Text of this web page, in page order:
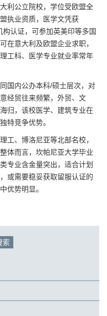
利公立院校，学位受欧盟全
执业资质，医学文凭获
认证，可参加英美印等多国
在意大利及欧盟企业求职，
工科、医学专业就业率常年
国内公办本科/硕士层次，对
经贸往来频繁，外贸、文
归，该校医学、建筑专业在
特竞争优势。
工、博洛尼亚等北部名校，
体而言，坎帕尼亚大学毕业
专业含金量突出，适合计划
或需要稳妥获取留服认证的
优势明显。